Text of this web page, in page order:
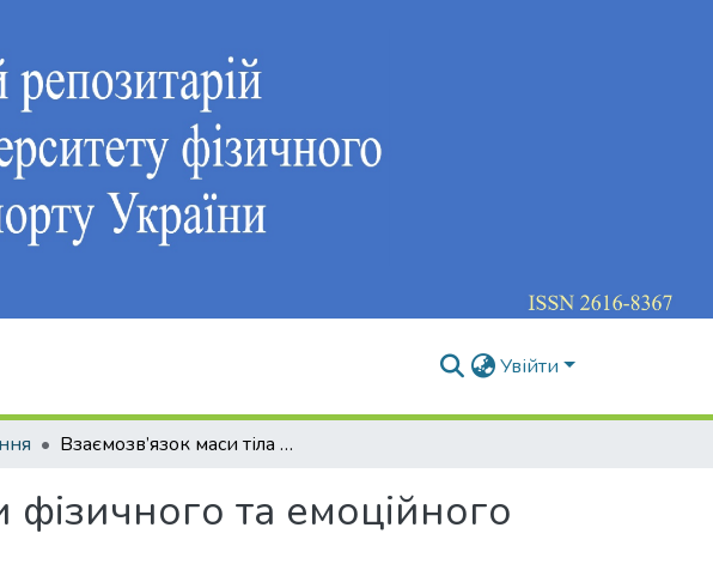
Увійти
Взаємозв’язок маси тіла з показниками фізичного та емоційного станів дівчат 12-13 років
фізичного та емоційного